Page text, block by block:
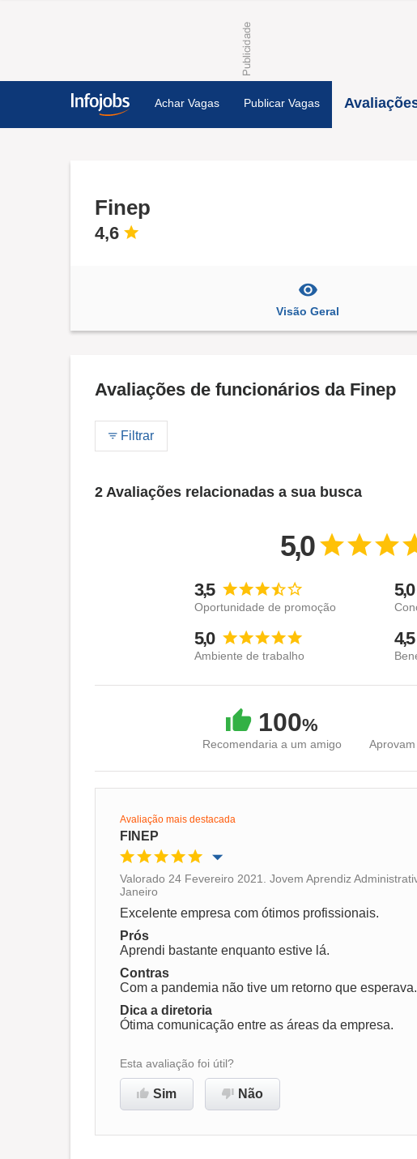
Achar Vagas Publicar Vagas
Finep
4,6
Visão Geral
Avaliações de funcionários da Finep
Filtrar
2 Avaliações relacionadas a sua busca
5,0
3,5
Oportunidade de promoção
5,0
5,0
Ambiente de trabalho
4,5
100%
Recomendaria a um amigo
Avaliação mais destacada
FINEP
Oportunidade de promoção
Ambiente de trabalho
Recomenda esta empresa
Valorado 24 Fevereiro 2021. Jovem Aprendiz
Janeiro
Excelente empresa com ótimos profissionais.
Prós
Aprendi bastante enquanto estive lá.
Contras
Com a pandemia não tive um retorno que esperava.
Dica a diretoria
Ótima comunicação entre as áreas da empresa.
Esta avaliação foi útil?
Sim Não